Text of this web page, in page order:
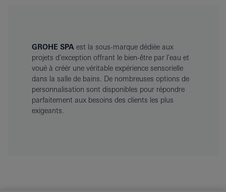
GROHE SPA est la sous-marque dédiée aux
projets d'exception offrant le bien-être par l'eau et
voué à créér une véritable expérience sensorielle
dans la salle de bains. De nombreuses options de
personnalisation sont disponibles pour répondre
parfaitement aux besoins des clients les plus
exigeants.